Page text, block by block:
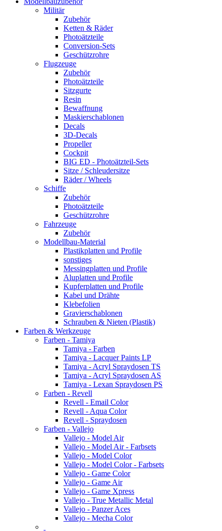
Militär
Zubehör
Ketten & Räder
Photoätzteile
Conversion-Sets
Geschützrohre
Flugzeuge
Zubehör
Photoätzteile
Sitzgurte
Resin
Bewaffnung
Maskierschablonen
Decals
3D-Decals
Propeller
Cockpit
BIG ED - Photoätzteil-Sets
Sitze / Schleudersitze
Räder / Wheels
Schiffe
Zubehör
Photoätzteile
Geschützrohre
Fahrzeuge
Zubehör
Modellbau-Material
Plastikplatten und Profile
sonstiges
Messingplatten und Profile
Aluplatten und Profile
Kupferplatten und Profile
Kabel und Drähte
Klebefolien
Gravierschablonen
Schrauben & Nieten (Plastik)
Farben & Werkzeuge
Farben - Tamiya
Tamiya - Farben
Tamiya - Lacquer Paints LP
Tamiya - Acryl Spraydosen TS
Tamiya - Acryl Spraydosen AS
Tamiya - Lexan Spraydosen PS
Farben - Revell
Revell - Email Color
Revell - Aqua Color
Revell - Spraydosen
Farben - Vallejo
Vallejo - Model Air
Vallejo - Model Air - Farbsets
Vallejo - Model Color
Vallejo - Model Color - Farbsets
Vallejo - Game Color
Vallejo - Game Air
Vallejo - Game Xpress
Vallejo - True Metallic Metal
Vallejo - Panzer Aces
Vallejo - Mecha Color